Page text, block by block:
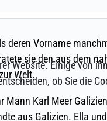
Website. Einige von
ob Sie die